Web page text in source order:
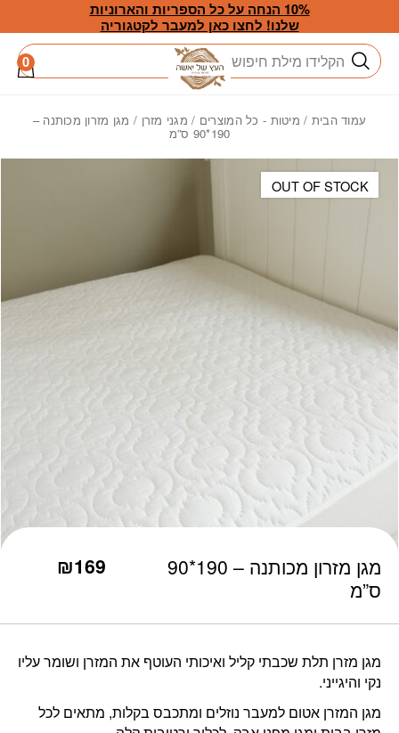
Skip to Content
10% הנחה על כל הספריות והארוניות
שלנו! לחצו כאן למעבר לקטגוריה
חיפוש 0
עמוד הבית / מיטות - כל המוצרים / מגני מזרן / מגן מזרון מכותנה –
190*90 ס”מ
מגן מזרון מכותנה – 190*90
ס”מ
₪169
מגן מזרן תלת שכבתי קליל ואיכותי העוטף את המזרן ושומר עליו
נקי והיגייני.
מגן המזרן אטום למעבר נוזלים ומתכבס בקלות, מתאים לכל
OUT OF STOCK